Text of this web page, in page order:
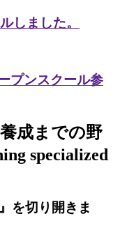
しました。
プンスクール参
成までの野
specialized
を切り開きま